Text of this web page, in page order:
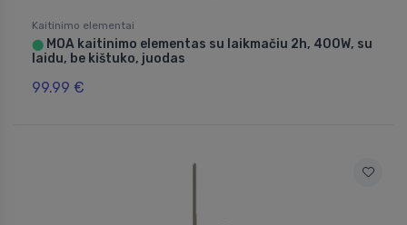
Kaitinimo elementai
⬤ MOA kaitinimo elementas su laikmačiu 2h, 400W, su
laidu, be kištuko, juodas
99.99 €